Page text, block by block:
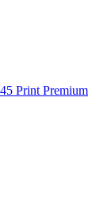
Print Premium